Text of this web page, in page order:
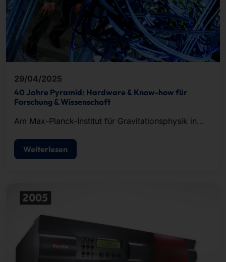
29/04/2025
40 Jahre Pyramid: Hardware & Know-how für
Forschung & Wissenschaft
Am Max-Planck-Institut für Gravitationsphysik in
Betrieb.
Weiterlesen